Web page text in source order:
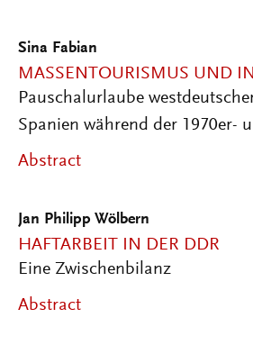
Sina Fabian
MASSENTOURISMUS UND
Pauschalurlaube
Spanien während der 1970er-
Abstract
Jan Philipp Wölbern
HAFTARBEIT IN DER DDR
Eine Zwischenbilanz
Abstract